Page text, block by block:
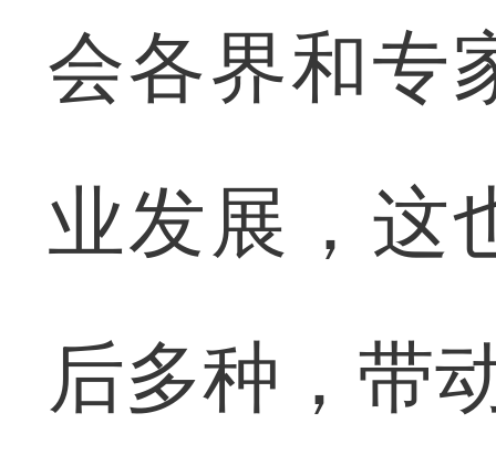
会各界和专
业发展，这
后多种，带